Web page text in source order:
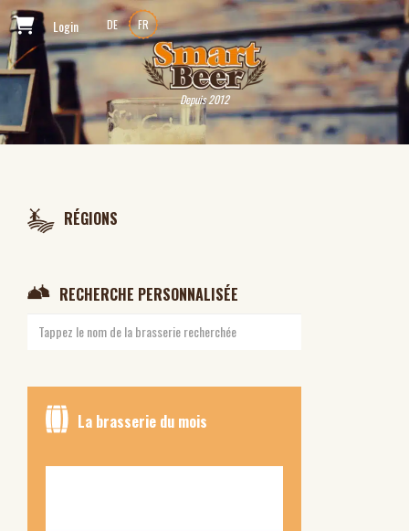
Login DE FR
Depuis 2012
RÉGIONS
RECHERCHE PERSONNALISÉE
La brasserie du mois